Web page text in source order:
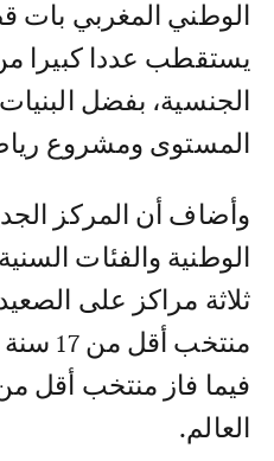
الوطني المغربي بات
يستقطب عددا كبيرا
الجنسية، بفضل البنيات
المستوى ومشروع
وأضاف أن المركز
الوطنية والفئات
ثلاثة مراكز على
منتخب
العالم.